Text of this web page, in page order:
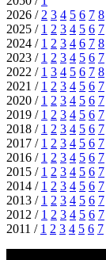
2026 / 2 3 4 5 6 7 8
2025 / 1 2 3 4 5 6 7
2024 / 1 2 3 4 6 7 8
2023 / 1 2 3 4 5 6 7
2022 / 1 3 4 5 6 7 8
2021 / 1 2 3 4 5 6 7
2020 / 1 2 3 4 5 6 7
2019 / 1 2 3 4 5 6 7
2018 / 1 2 3 4 5 6 7
2017 / 1 2 3 4 5 6 7
2016 / 1 2 3 4 5 6 7
2015 / 1 2 3 4 5 6 7
2014 / 1 2 3 4 5 6 7
2013 / 1 2 3 4 5 6 7
2012 / 1 2 3 4 5 6 7
2011 / 1 2 3 4 5 6 7